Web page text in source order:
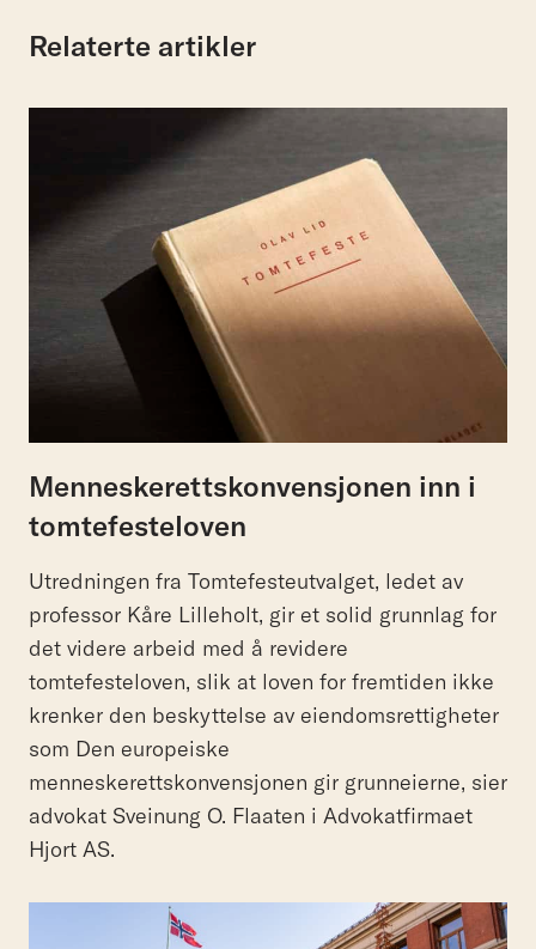
Relaterte artikler
Menneskerettskonvensjonen inn i
tomtefesteloven
Utredningen fra Tomtefesteutvalget, ledet av
professor Kåre Lilleholt, gir et solid grunnlag for
det videre arbeid med å revidere
tomtefesteloven, slik at loven for fremtiden ikke
krenker den beskyttelse av eiendomsrettigheter
som Den europeiske
menneskerettskonvensjonen gir grunneierne, sier
advokat Sveinung O. Flaaten i Advokatfirmaet
Hjort AS.